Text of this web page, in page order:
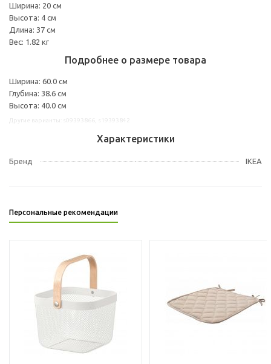
Ширина: 20 см
Высота: 4 см
Длина: 37 см
Вес: 1.82 кг
Подробнее о размере товара
Ширина: 60.0 см
Глубина: 38.6 см
Высота: 40.0 см
Характеристики
Бренд IKEA
Персональные рекомендации